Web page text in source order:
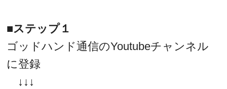
■ステップ１
ゴッドハンド通信のYoutubeチャンネル
に登録
↓↓↓